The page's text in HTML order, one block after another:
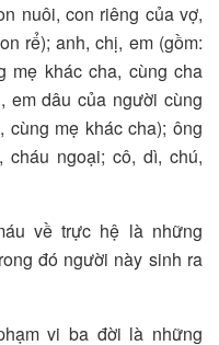
nuôi, con riêng của vợ,
rể); anh, chị, em (gồm:
mẹ khác cha, cùng cha
em dâu của người cùng
cùng mẹ khác cha); ông
ngoại; cô, dì, chú,
về trực hệ là những
đó người này sinh ra
vi ba đời là những